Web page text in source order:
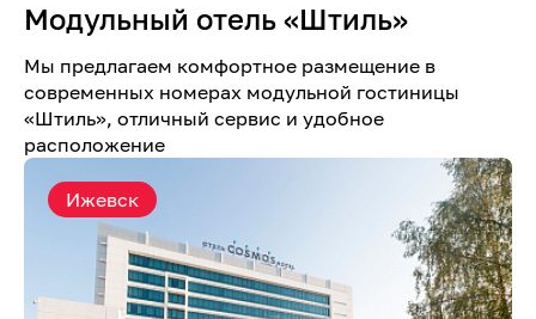
Модульный отель «Штиль»
Мы предлагаем комфортное размещение в
современных номерах модульной гостиницы
«Штиль», отличный сервис и удобное
расположение
Ижевск